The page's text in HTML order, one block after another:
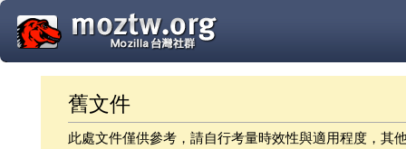
舊文件
此處文件僅供參考，請自行考量時效性與適用程度，其